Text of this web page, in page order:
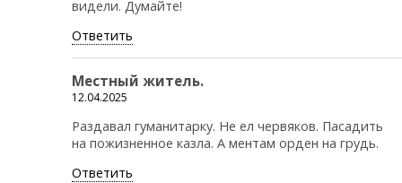
видели. Думайте!
Ответить
Местный житель.
12.04.2025
Раздавал гуманитарку. Не ел червяков. Пасадить
на пожизненное казла. А ментам орден на грудь.
Ответить